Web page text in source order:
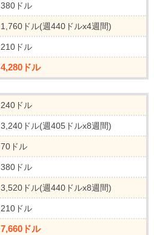
380ドル
1,760ドル(週440ドルx4週間)
210ドル
4,280ドル
240ドル
3,240ドル(週405ドルx8週間)
70ドル
380ドル
3,520ドル(週440ドルx8週間)
210ドル
7,660ドル